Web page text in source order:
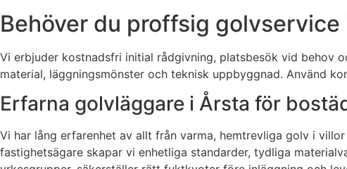
Behöver du proffsig
Vi erbjuder kostnadsfri initial rådgivning, platsbesök vid behov
material, läggningsmönster och teknisk uppbyggnad. Använd
Erfarna golvläggare i Årsta för
Vi har lång erfarenhet av allt från varma, hemtrevliga golv i
fastighetsägare skapar vi enhetliga standarder, tydliga